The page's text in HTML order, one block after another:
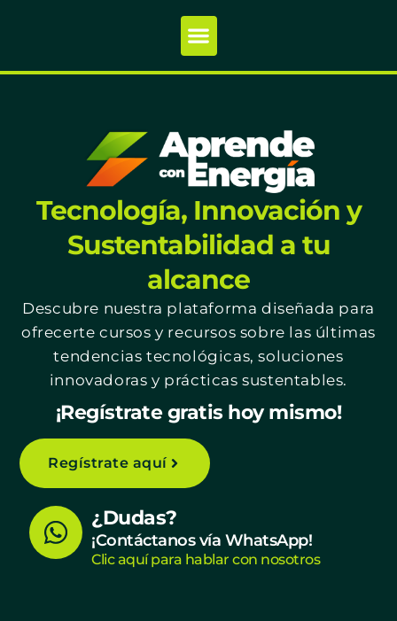
Tecnología, Innovación y
Sustentabilidad a tu
alcance
Descubre nuestra plataforma diseñada para
ofrecerte cursos y recursos sobre las últimas
tendencias tecnológicas, soluciones
innovadoras y prácticas sustentables.
¡Regístrate gratis hoy mismo!
Regístrate aquí
W
h
¿Dudas?
¡Contáctanos vía WhatsApp!
Clic aquí para hablar con nosotros